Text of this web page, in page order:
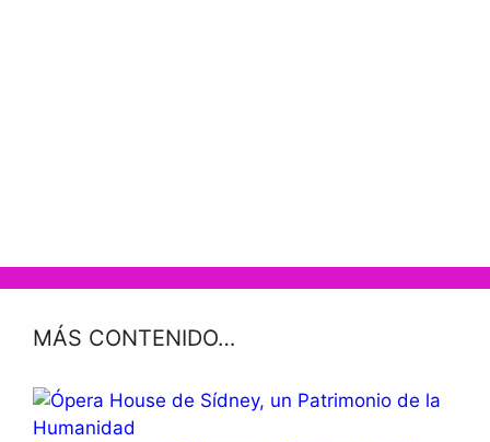
MÁS CONTENIDO…